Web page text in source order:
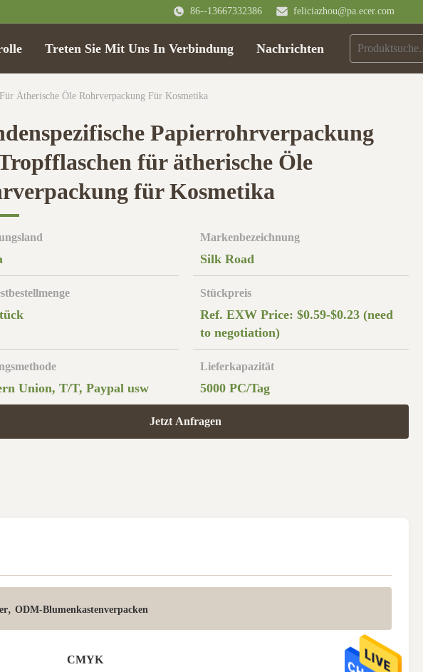
86--13667332386 feliciazhou@pa.ecer.com
Treten Sie Mit Uns In Verbindung Nachrichten
Ätherische Öle Rohrverpackung Für Kosmetika
Papierrohrverpackung
für ätherische Öle
für Kosmetika
Markenbezeichnung
Silk Road
Stückpreis
Ref. EXW Price: $0.59-$0.23 (need
to negotiation)
Union, T/T, Paypal usw
Lieferkapazität
5000 PC/Tag
Jetzt Anfragen
, ODM-Blumenkastenverpacken
CMYK